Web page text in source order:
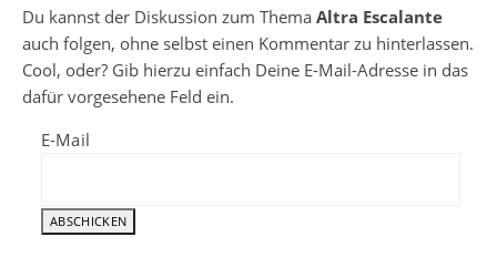
Du kannst der Diskussion zum Thema Altra Escalante
auch folgen, ohne selbst einen Kommentar zu hinterlassen.
Cool, oder? Gib hierzu einfach Deine E-Mail-Adresse in das
dafür vorgesehene Feld ein.
E-Mail